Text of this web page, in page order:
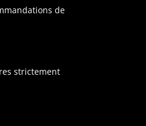
de
strictement